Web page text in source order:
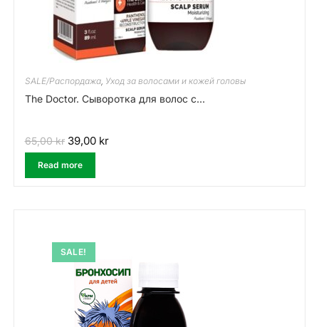
SALE/Распордажа, Уход за волосами и кожей головы
The Doctor. Сыворотка для волос с...
65,00kr 39,00 kr
Read more
SALE!